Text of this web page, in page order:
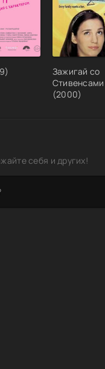
Зажигай со
Стивенсами
(2000)
себя и других!